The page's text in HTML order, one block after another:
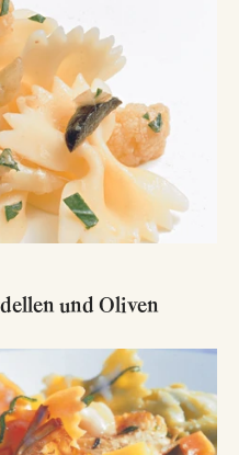
und Oliven